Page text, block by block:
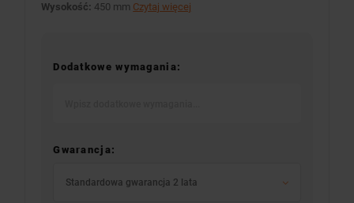
Wysokość: 450 mm Czytaj więcej
Dodatkowe wymagania:
Gwarancja:
Standardowa gwarancja 2 lata